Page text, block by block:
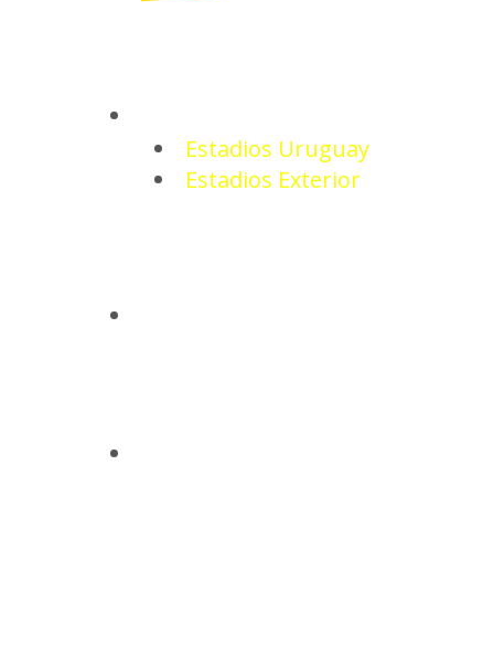
Estadios Uruguay
Estadios Exterior